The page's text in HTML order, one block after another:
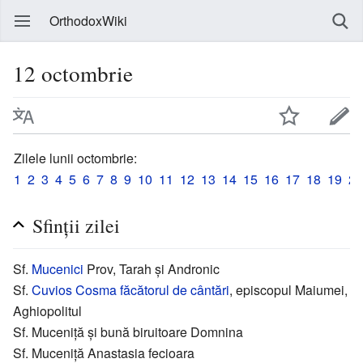
OrthodoxWiki
12 octombrie
Zilele lunii octombrie:
1 2 3 4 5 6 7 8 9 10 11 12 13 14 15 16 17 18 19 20
Sfinții zilei
Sf. Mucenici Prov, Tarah și Andronic
Sf. CuviosCosmafăcătorul de cântări, episcopul Maiumei,
Aghiopolitul
Sf. Muceniță și bună biruitoare Domnina
Sf. Muceniță Anastasia fecioara